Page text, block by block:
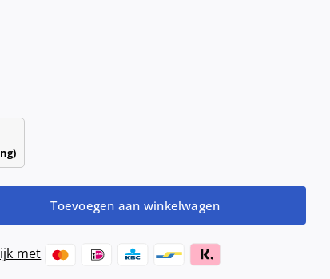
Toevoegen aan winkelwagen
met